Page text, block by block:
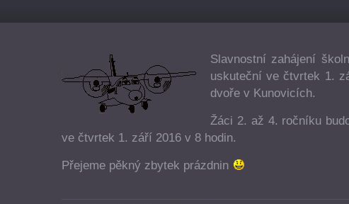
Slavnostní zahájení
uskuteční ve čtvrtek 1.
dvoře v Kunovicích.
Žáci 2. až 4. ročníku
ve čtvrtek 1. září 2016 v 8 hodin.
Přejeme pěkný zbytek prázdnin